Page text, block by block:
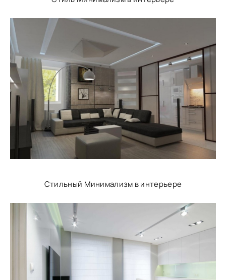
Стильный Минимализм в интерьере